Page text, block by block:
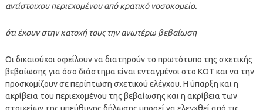
αντίστοιχου περιεχομένου από κρατικό νοσοκομείο.
ότι έχουν στην κατοχή τους την ανωτέρω βεβαίωση
Οι δικαιούχοι οφείλουν να διατηρούν το πρωτότυπο της σχετικής
βεβαίωσης για όσο διάστημα είναι ενταγμένοι στο ΚΟΤ και να την
προσκομίζουν σε περίπτωση σχετικού ελέγχου. Η ύπαρξη και η
ακρίβεια του περιεχομένου της βεβαίωσης και η ακρίβεια των
στοιχείων της υπεύθυνης δήλωσης μπορεί να ελεγχθεί από τις